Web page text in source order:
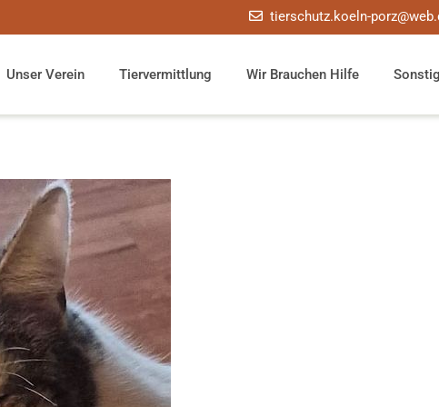
tierschutz.koeln-
Unser Verein Tiervermittlung Wir Brauchen Hilfe